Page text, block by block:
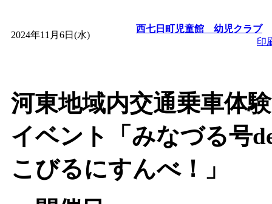
子育て交流広場「
間：2026/08/10～
「 赤ちゃん子育て講
付期間：2026/08/10～
赤ちゃん子育て講
付期間：2026/08/10～
2024年11月6日(水)
西七日町児童館 幼児クラブ
印
河東地域内交通乗車体験
イベント「みなづる号
こびるにすんべ！」